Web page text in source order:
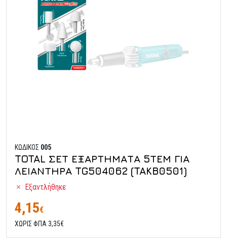
ΚΩΔΙΚΟΣ 005
TOTAL ΣΕΤ ΕΞΑΡΤΗΜΑΤΑ 5ΤΕΜ ΓΙΑ
ΛΕΙΑΝΤΗΡΑ TG504062 (TAKB0501)
Εξαντλήθηκε
4,15€
ΧΩΡΙΣ ΦΠΑ 3,35€